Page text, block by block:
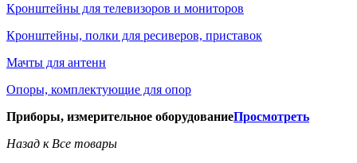
Кронштейны для телевизоров и мониторов
Кронштейны, полки для ресиверов, приставок
Мачты для антенн
Опоры, комплектующие для опор
Приборы, измерительное оборудованиеПросмотреть
Назад к Все товары